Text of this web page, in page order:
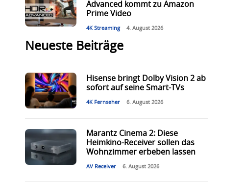
Advanced kommt zu Amazon
Prime Video
4K Streaming 4. August 2026
Neueste Beiträge
Hisense bringt Dolby Vision 2 ab
sofort auf seine Smart-TVs
4K Fernseher 6. August 2026
Marantz Cinema 2: Diese
Heimkino-Receiver sollen das
Wohnzimmer erbeben lassen
AV Receiver 6. August 2026